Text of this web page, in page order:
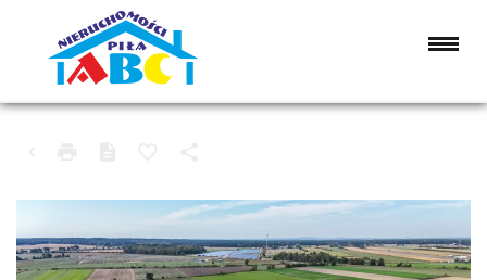
KACZORY, MORZEWO
DZIAŁKA NA SPRZEDAŻ